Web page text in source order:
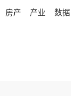
房产 产业 数据